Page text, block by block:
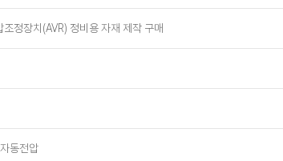
정장치(AVR) 정비용 자재 제작 구매
동전압